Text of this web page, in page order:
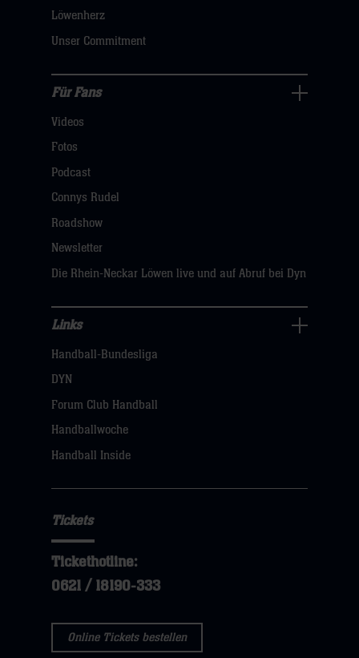
dann
hier
Löwenherz
Unser Commitment
Fans
Navigation
öffnen,
dann
hier
Für Fans
Videos
Fotos
Podcast
Connys Rudel
Roadshow
Newsletter
Die Rhein-Neckar Löwen live und auf Abruf bei Dyn
Navigation
öffnen,
dann
klicken
Links
Handball-Bundesliga
DYN
Forum Club Handball
Handballwoche
Handball Inside
Tickets
Tickethotline:
0621 / 18190-333
Online Tickets bestellen